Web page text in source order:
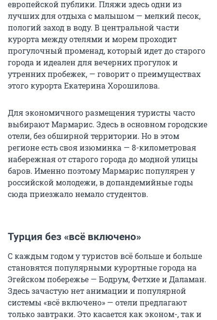
европейской публики. Пляжи здесь одни из
лучших для отдыха с малышом — мелкий песок,
пологий заход в воду. В центральной части
курорта между отелями и морем проходит
прогулочный променад, который идет до старого
города и идеален для вечерних прогулок и
утренних пробежек, — говорит о преимуществах
этого курорта Екатерина Хорошилова.
Для экономичного размещения туристы часто
выбирают Мармарис. Здесь в основном городские
отели, без обширной территории. Но в этом
регионе есть своя изюминка — 8-километровая
набережная от старого города до модной улицы
баров. Именно поэтому Мармарис популярен у
российской молодежи, в допандемийные годы
сюда приезжало немало студентов.
Турция без «всё включено»
С каждым годом у туристов всё больше и больше
становятся популярными курортные города на
Эгейском побережье — Бодрум, Фетхие и Даламан.
Здесь зачастую нет анимации и популярной
системы «всё включено» — отели предлагают
только завтраки. Это касается как эконом-, так и